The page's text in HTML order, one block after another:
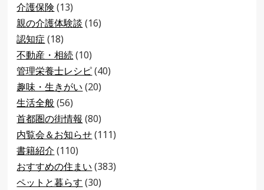
介護保険 (13)
親の介護体験談 (16)
認知症 (18)
不動産・相続(10)
管理栄養士レシピ(40)
趣味・生きがい (20)
生活全般(56)
首都圏の街情報 (80)
内覧会＆お知らせ(111)
書籍紹介 (110)
おすすめの住まい (383)
ペットと暮らす (30)